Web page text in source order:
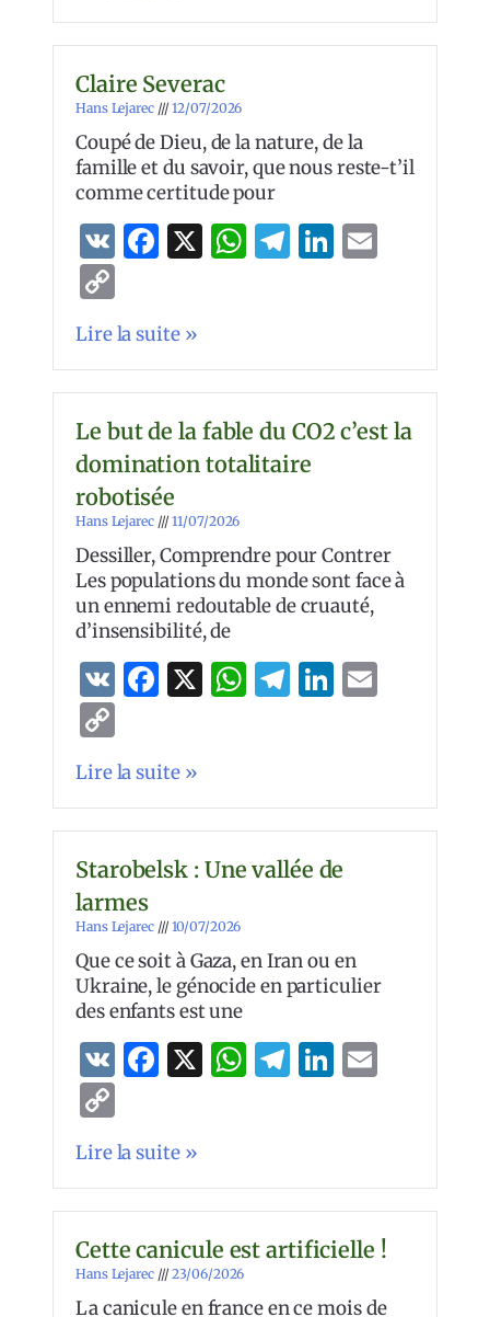
Claire Severac
Hans Lejarec 12/07/2026
Coupé de Dieu, de la nature, de la
famille et du savoir, que nous reste-t’il
comme certitude pour
VK Facebook
X WhatsApp
Telegram
LinkedIn
Link
Lire la suite »
Le but de la fable du CO2 c’est la
domination totalitaire
robotisée
Hans Lejarec 11/07/2026
Dessiller, Comprendre pour Contrer
Les populations du monde sont face à
un ennemi redoutable de cruauté,
d’insensibilité, de
VK Facebook
X WhatsApp
Telegram
LinkedIn
Link
Lire la suite »
Starobelsk : Une vallée de
larmes
Hans Lejarec 10/07/2026
Que ce soit à Gaza, en Iran ou en
Ukraine, le génocide en particulier
des enfants est une
VK Facebook
X WhatsApp
Telegram
LinkedIn
Link
Lire la suite »
Cette canicule est artificielle !
Hans Lejarec 23/06/2026
La canicule en france en ce mois de